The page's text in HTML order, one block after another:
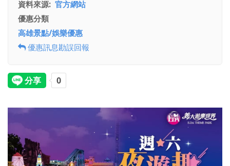
資料來源 官方網站
優惠分類
高雄景點/娛樂優惠
優惠訊息勘誤回報